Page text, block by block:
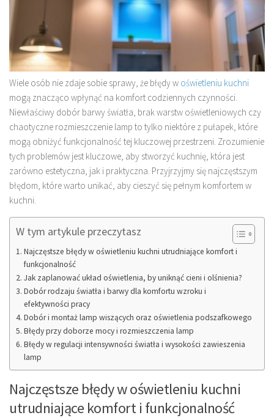
Wiele osób nie zdaje sobie sprawy, że błędy w oświetleniu kuchni
mogą znacząco wpłynąć na komfort codziennych czynności.
Niewłaściwy dobór barwy światła, brak warstw oświetleniowych czy
chaotyczne rozmieszczenie lamp to tylko niektóre z pułapek, które
mogą obniżyć funkcjonalność tej kluczowej przestrzeni. Zrozumienie
tych problemów jest kluczowe, aby stworzyć kuchnię, która jest
zarówno estetyczna, jak i praktyczna. Przyjrzyjmy się najczęstszym
błędom, które warto unikać, aby cieszyć się pełnym komfortem w
kuchni.
W tym artykule przeczytasz
Najczęstsze błędy w oświetleniu kuchni utrudniające komfort i
funkcjonalność
Jak zaplanować układ oświetlenia, by uniknąć cieni i olśnienia?
Dobór rodzaju światła i barwy dla komfortu wzroku i
efektywności pracy
Dobór i montaż lamp wiszących oraz oświetlenia podszafkowego
Błędy przy doborze mocy i rozmieszczenia lamp
Błędy w regulacji intensywności światła i wysokości zawieszenia
lamp
Najczęstsze błędy w oświetleniu kuchni
utrudniające komfort i funkcjonalność